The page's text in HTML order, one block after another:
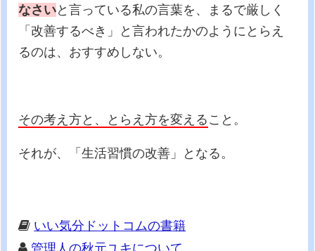
なさいと言っている私の言葉を、まるで厳しく
「改善するべき」と言われたかのようにとらえ
るのは、おすすめしない。
その考え方と、とらえ方を変える こと。
それが、「生活習慣の改善」となる。
いい気分ドットコムの書籍